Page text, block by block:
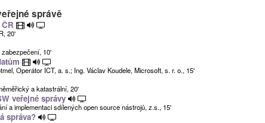
správě
20'
10'
Operátor ICT, a. s.; Ing. Václav Koudele, Microsoft, s. r. o., 15'
a katastrální, 20'
veřejné správy
a implementaci sdílených open source nástrojů, z.s., 15'
správa?